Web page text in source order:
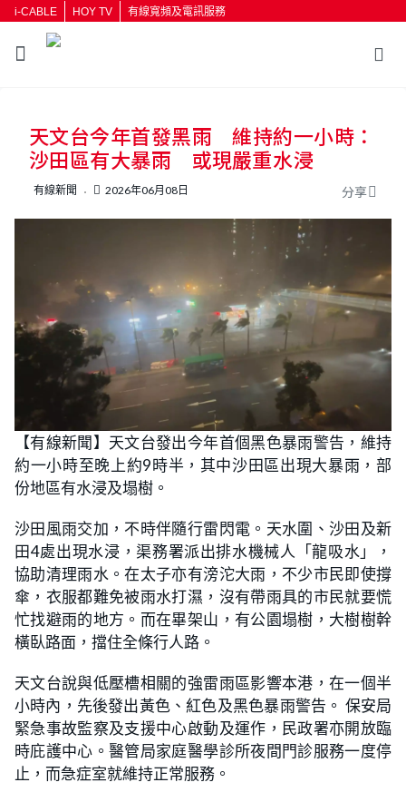
i-CABLE HOY TV 有線寬頻及電訊服務
按輸入鍵開始搜尋
天文台今年首發黑雨 維持約一小時：
沙田區有大暴雨 或現嚴重水浸
有線新聞 2026年06月08日 分享
【有線新聞】天文台發出今年首個黑色暴雨警告，維持
約一小時至晚上約9時半，其中沙田區出現大暴雨，部
份地區有水浸及塌樹。
沙田風雨交加，不時伴隨行雷閃電。天水圍、沙田及新
田4處出現水浸，渠務署派出排水機械人「龍吸水」，
協助清理雨水。在太子亦有滂沱大雨，不少市民即使撐
傘，衣服都難免被雨水打濕，沒有帶雨具的市民就要慌
忙找避雨的地方。而在畢架山，有公園塌樹，大樹樹幹
橫臥路面，擋住全條行人路。
天文台說與低壓槽相關的強雷雨區影響本港，在一個半
小時內，先後發出黃色、紅色及黑色暴雨警告。 保安局
緊急事故監察及支援中心啟動及運作，民政署亦開放臨
時庇護中心。醫管局家庭醫學診所夜間門診服務一度停
止，而急症室就維持正常服務。